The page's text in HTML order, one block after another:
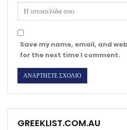
Save my name, email, and
for the next time I comment.
GREEKLIST.COM.AU